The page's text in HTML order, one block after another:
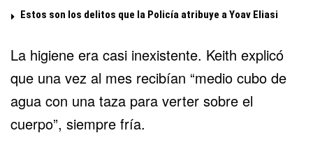
Estos son los delitos que la Policía atribuye a Yoav Eliasi
La higiene era casi inexistente. Keith explicó
que una vez al mes recibían “medio cubo de
agua con una taza para verter sobre el
cuerpo”, siempre fría.